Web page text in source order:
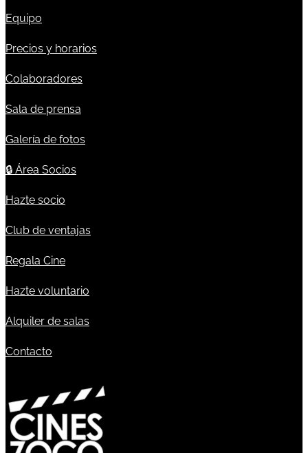
Equipo
Precios y horarios
Colaboradores
Sala de prensa
Galería de fotos
🔒 Área Socios
Hazte socio
Club de ventajas
Regala Cine
Hazte voluntario
Alquiler de salas
Contacto